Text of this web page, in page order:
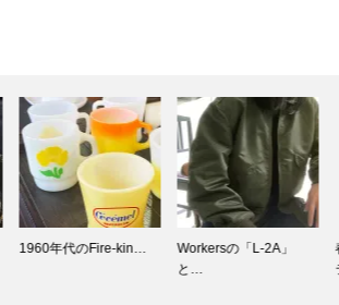
Workersの「L-2A」
春のヨーロッパヴィン
テージ古着…